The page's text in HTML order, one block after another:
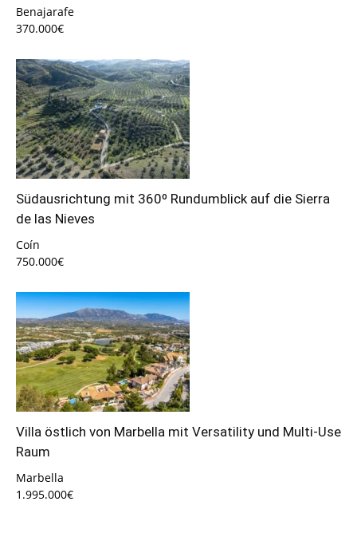
Benajarafe
370.000€
Südausrichtung mit 360º Rundumblick auf die Sierra
de las Nieves
Coín
750.000€
Villa östlich von Marbella mit Versatility und Multi-Use
Raum
Marbella
1.995.000€